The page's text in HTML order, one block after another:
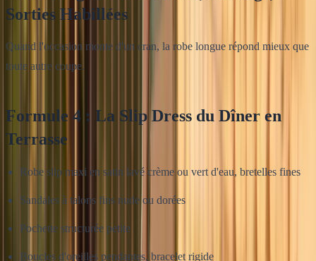
Sorties Habillées
Quand l'occasion monte d'un cran, la robe longue répond mieux que
toute autre coupe.
Formule 4 : La Slip Dress du Dîner en
Terrasse
Robe slip maxi en satin lavé crème ou vert d'eau, bretelles fines
Sandales à talons fins nude ou dorées
Pochette structurée petite
Boucles d'oreilles pendantes, bracelet rigide